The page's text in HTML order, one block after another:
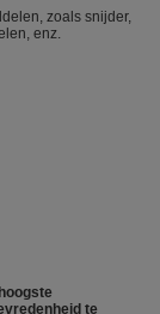
zoals snijder,
enz.
te